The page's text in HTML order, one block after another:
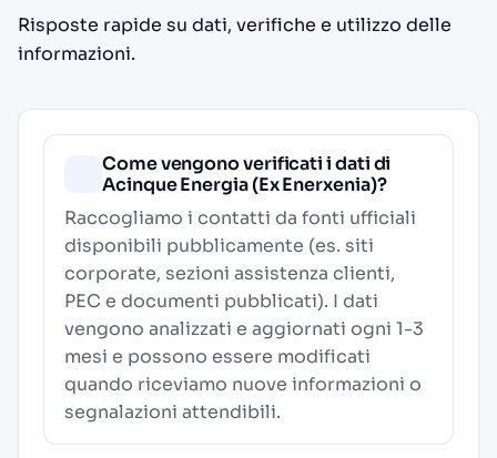
Risposte rapide su dati, verifiche e utilizzo delle
informazioni.
Come vengono verificati i dati di
Acinque Energia (Ex Enerxenia)?
Raccogliamo i contatti da fonti ufficiali
disponibili pubblicamente (es. siti
corporate, sezioni assistenza clienti,
PEC e documenti pubblicati). I dati
vengono analizzati e aggiornati ogni 1-3
mesi e possono essere modificati
quando riceviamo nuove informazioni o
segnalazioni attendibili.